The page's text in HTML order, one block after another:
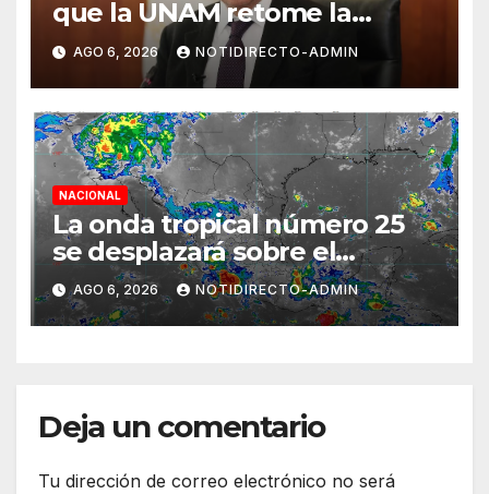
que la UNAM retome la
normalidad e inicie el
semestre mediante el diálogo
AGO 6, 2026 NOTIDIRECTO-ADMIN
NACIONAL
La onda tropical número 25
se desplazará sobre el
sureste mexicano
AGO 6, 2026 NOTIDIRECTO-ADMIN
Deja un comentario
Tu dirección de correo electrónico no será